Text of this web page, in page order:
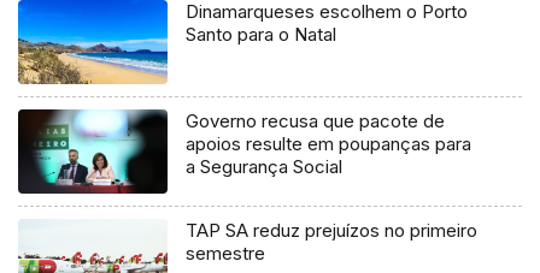
Dinamarqueses escolhem o Porto
Santo para o Natal
Governo recusa que pacote de
apoios resulte em poupanças para
a Segurança Social
TAP SA reduz prejuízos no primeiro
semestre